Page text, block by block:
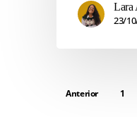
Lara
23/
Anterior 1